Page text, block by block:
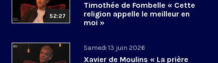
52:27
Timothée de Fombelle « Cette
religion appelle le meilleur en
moi »
Samedi 13 juin 2026
Xavier de Moulins « La prière